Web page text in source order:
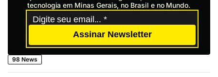
tecnologia em Minas Gerais, no Brasil e no Mundo.
Assinar Newsletter
98 News